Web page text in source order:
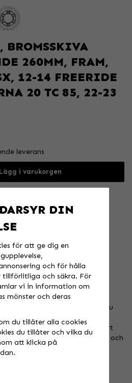
BROMSSKIVA
260MM, FRAM,
12-14 FREERIDE
20 TC 85, 22-23
leverans
Lägg i varukorgen
den perfekta lösningen för
mer stoppkraft. Flytande typ
och skuren med vår
tillgänglig för KTM och
i blått eller svart.
upp till 25% jämfört med
till 20% i viktreduktion.
kylning och enastående
bromsverkan, vilket gör att du
inre ring i svart
en ultralätt rostfri flytare och
yttre ring.
vi att du använder
med den matchande
bäst passar din typ av
DIN
för att ge dig en
och för hålla
tillförlitliga och säkra. För
vi in information om
mönster och deras
du tillåter alla cookies
du tillåter och vilka du
att klicka på